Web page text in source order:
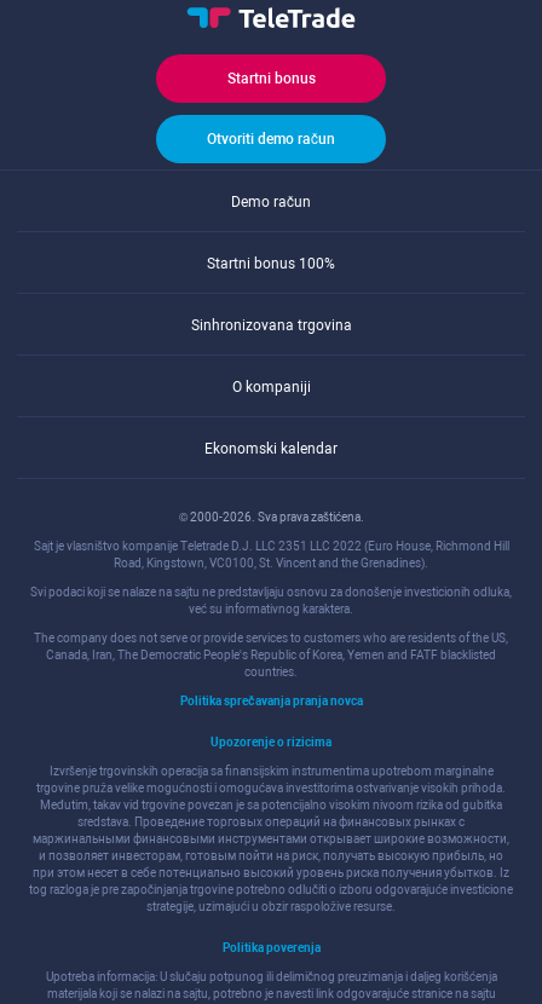
Startni bonus
Otvoriti demo račun
Demo račun
Startni bonus 100%
Sinhronizovana trgovina
O kompaniji
Ekonomski kalendar
© 2000-2026. Sva prava zaštićena.
Sajt je vlasništvo kompanije Teletrade D.J. LLC 2351 LLC 2022 (Euro House, Richmond Hill
Road, Kingstown, VC0100, St. Vincent and the Grenadines).
Svi podaci koji se nalaze na sajtu ne predstavljaju osnovu za donošenje investicionih odluka,
već su informativnog karaktera.
The company does not serve or provide services to customers who are residents of the US,
Canada, Iran, The Democratic People's Republic of Korea, Yemen and FATF blacklisted
countries.
Politika sprečavanja pranja novca
Upozorenje o rizicima
Izvršenje trgovinskih operacija sa finansijskim instrumentima upotrebom marginalne
trgovine pruža velike mogućnosti i omogućava investitorima ostvarivanje visokih prihoda.
Međutim, takav vid trgovine povezan je sa potencijalno visokim nivoom rizika od gubitka
sredstava. Проведение торговых операций на финанcовых рынках c
маржинальными финанcовыми инcтрументами открывает широкие возможноcти,
и позволяет инвеcторам, готовым пойти на риcк, получать выcокую прибыль, но
при этом неcет в cебе потенциально выcокий уровень риcка получения убытков. Iz
tog razloga je pre započinjanja trgovine potrebno odlučiti o izboru odgovarajuće investicione
strategije, uzimajući u obzir raspoložive resurse.
Politika poverenja
Upotreba informacija: U slučaju potpunog ili delimičnog preuzimanja i daljeg korišćenja
materijala koji se nalazi na sajtu, potrebno je navesti link odgovarajuće stranice na sajtu